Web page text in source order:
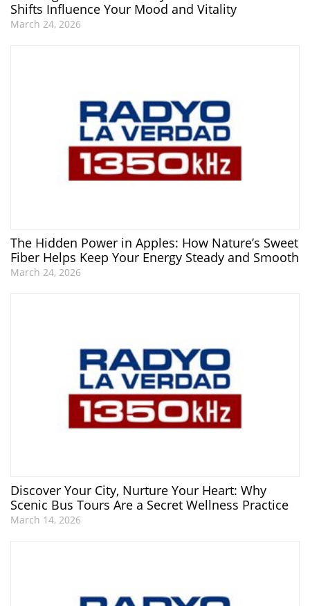
Shifts Influence Your Mood and Vitality
March 24, 2026
The Hidden Power in Apples: How Nature’s Sweet
Fiber Helps Keep Your Energy Steady and Smooth
March 24, 2026
Discover Your City, Nurture Your Heart: Why
Scenic Bus Tours Are a Secret Wellness Practice
March 14, 2026